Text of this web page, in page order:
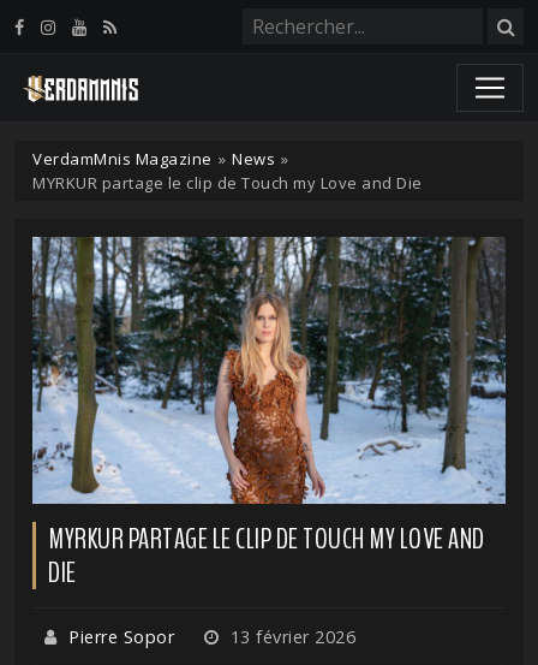
VerdamMnis Magazine » News »
MYRKUR partage le clip de Touch my Love and Die
MYRKUR PARTAGE LE CLIP DE TOUCH MY LOVE AND
DIE
Pierre Sopor 13 février 2026
Panneau de gestion des cookies